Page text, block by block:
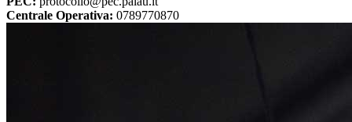
Centrale Operativa: 0789770870